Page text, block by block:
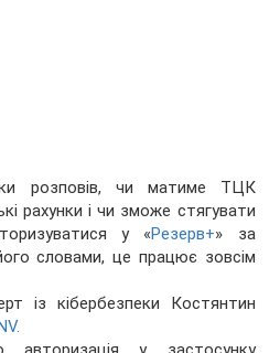
розповів, чи матиме ТЦК
рахунки і чи зможе стягувати
у «Резерв+» за
словами, це працює зовсім
із кібербезпеки Костянтин